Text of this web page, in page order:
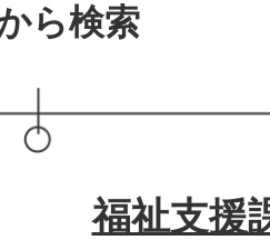
ら検索
福祉支援